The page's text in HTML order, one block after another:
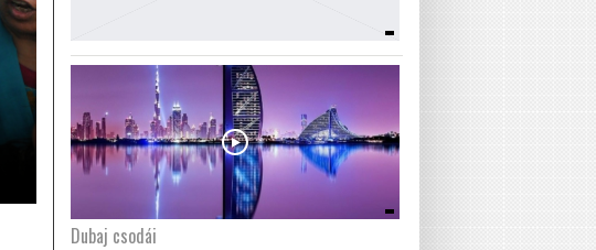
Dubaj csodái